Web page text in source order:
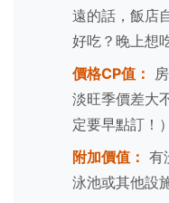
遠的話，飯店
好吃？晚上想
價格CP值：
淡旺季價差大
定要早點訂！）
附加價值： 有
泳池或其他設